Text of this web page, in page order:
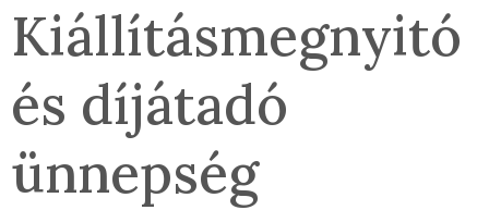
Kiállításmegnyitó
és díjátadó
ünnepség